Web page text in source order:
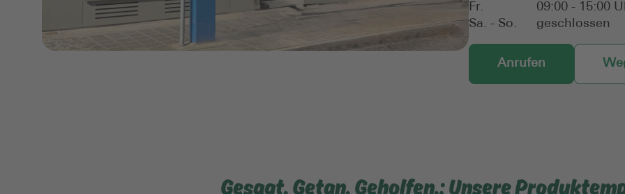
Fr.
09:00 - 15:00
Sa. - So.
geschlossen
Anrufen
Gesagt. Getan. Geholfen.: Unsere